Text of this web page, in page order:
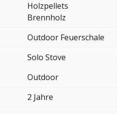
Holzpellets
Brennholz
Outdoor Feuerschale
Solo Stove
Outdoor
2 Jahre